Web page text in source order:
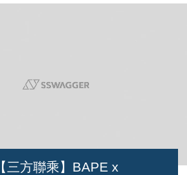
【三方聯乘】BAPE x